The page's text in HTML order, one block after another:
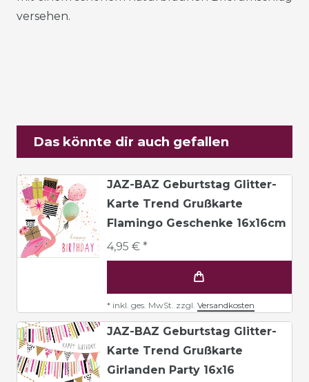
versehen.
Das könnte dir auch gefallen
JAZ-BAZ Geburtstag Glitter-
Karte Trend Grußkarte
Flamingo Geschenke 16x16cm
4,95 € *
* inkl. ges. MwSt. zzgl. Versandkosten
JAZ-BAZ Geburtstag Glitter-
Karte Trend Grußkarte
Girlanden Party 16x16